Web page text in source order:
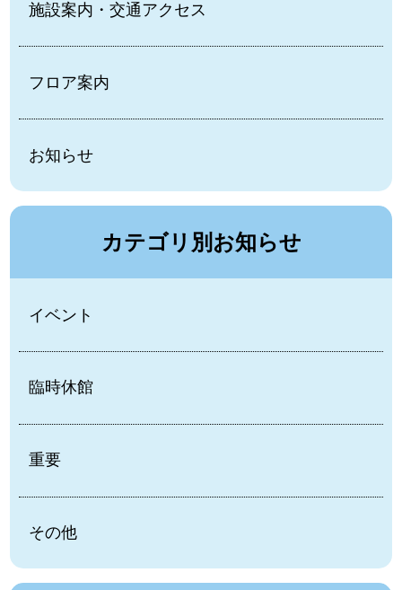
施設案内・交通アクセス
フロア案内
お知らせ
カテゴリ別お知らせ
イベント
臨時休館
重要
その他